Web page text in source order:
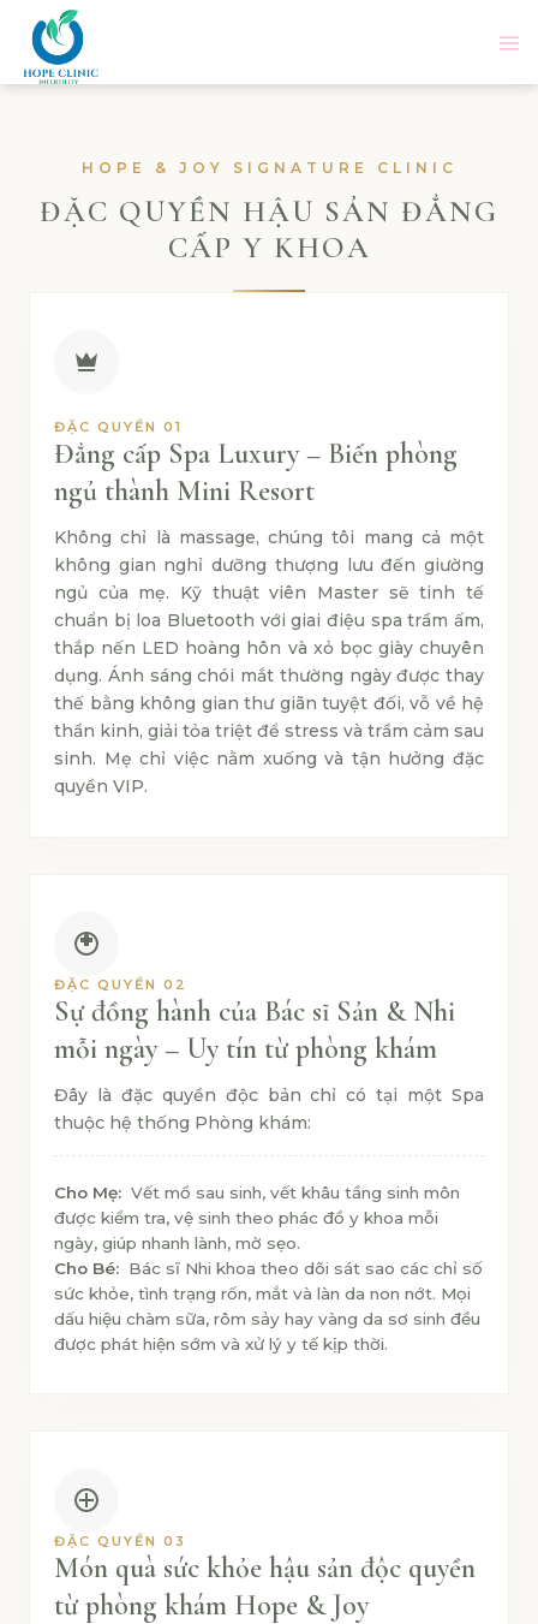
content
HOPE & JOY SIGNATURE CLINIC
ĐẶC QUYỀN HẬU SẢN ĐẲNG
CẤP Y KHOA
ĐẶC QUYỀN 01
Đẳng cấp Spa Luxury – Biến phòng
ngủ thành Mini Resort
Không chỉ là massage, chúng tôi mang cả một
không gian nghỉ dưỡng thượng lưu đến giường
ngủ của mẹ. Kỹ thuật viên Master sẽ tinh tế
chuẩn bị loa Bluetooth với giai điệu spa trầm ấm,
thắp nến LED hoàng hôn và xỏ bọc giày chuyên
dụng. Ánh sáng chói mắt thường ngày được thay
thế bằng không gian thư giãn tuyệt đối, vỗ về hệ
thần kinh, giải tỏa triệt để stress và trầm cảm sau
sinh. Mẹ chỉ việc nằm xuống và tận hưởng đặc
quyền VIP.
ĐẶC QUYỀN 02
Sự đồng hành của Bác sĩ Sản & Nhi
mỗi ngày – Uy tín từ phòng khám
Đây là đặc quyền độc bản chỉ có tại một Spa
thuộc hệ thống Phòng khám:
Cho Mẹ: Vết mổ sau sinh, vết khâu tầng sinh môn
được kiểm tra, vệ sinh theo phác đồ y khoa mỗi
ngày, giúp nhanh lành, mờ sẹo.
Cho Bé: Bác sĩ Nhi khoa theo dõi sát sao các chỉ số
sức khỏe, tình trạng rốn, mắt và làn da non nớt. Mọi
dấu hiệu chàm sữa, rôm sảy hay vàng da sơ sinh đều
được phát hiện sớm và xử lý y tế kịp thời.
ĐẶC QUYỀN 03
Món quà sức khỏe hậu sản độc quyền
từ phòng khám Hope & Joy